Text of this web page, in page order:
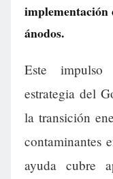
implementación
ánodos.
Este
estrategia del
la transición
contaminantes
ayuda cubre